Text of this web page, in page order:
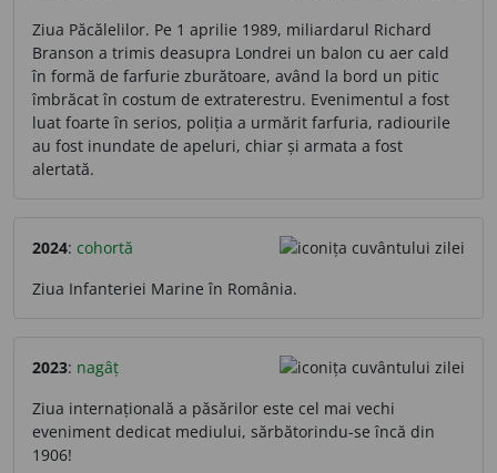
Ziua Păcălelilor. Pe 1 aprilie 1989, miliardarul Richard
Branson a trimis deasupra Londrei un balon cu aer cald
în formă de farfurie zburătoare, având la bord un pitic
îmbrăcat în costum de extraterestru. Evenimentul a fost
luat foarte în serios, poliția a urmărit farfuria, radiourile
au fost inundate de apeluri, chiar și armata a fost
alertată.
2024: cohortă
Ziua Infanteriei Marine în România.
2023: nagâț
Ziua internațională a păsărilor este cel mai vechi
eveniment dedicat mediului, sărbătorindu-se încă din
1906!